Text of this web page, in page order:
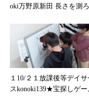
oki万野原新田 長さを測
１10/２１放課後等デイ
スkonoki139★宝探しゲー